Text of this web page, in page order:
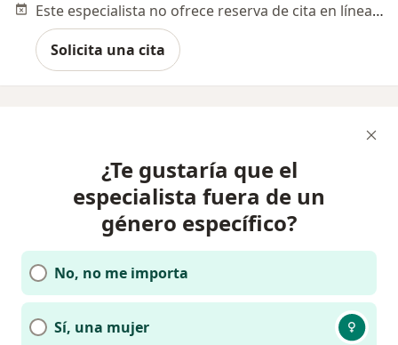
Este especialista no ofrece reserva de cita en línea en esta dirección.
Solicita una cita
¿Te gustaría que el
especialista fuera de un
género específico?
No, no me importa
Sí, una mujer